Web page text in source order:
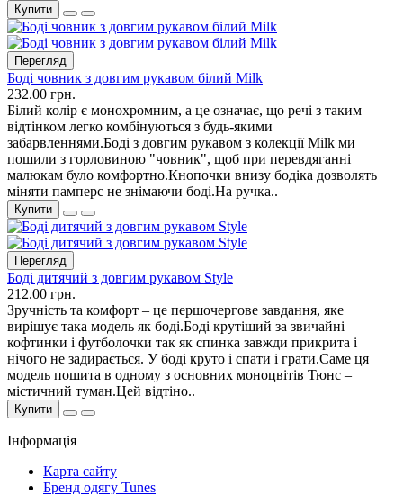
Купити
Перегляд
Боді човник з довгим рукавом білий Milk
232.00 грн.
Білий колір є монохромним, а це означає, що речі з таким
відтінком легко комбінуються з будь-якими
забарвленнями.Боді з довгим рукавом з колекції Milk ми
пошили з горловиною "човник", щоб при перевдяганні
малюкам було комфортно.Кнопочки внизу бодіка дозволять
міняти памперс не знімаючи боді.На ручка..
Купити
Перегляд
Боді дитячий з довгим рукавом Style
212.00 грн.
Зручність та комфорт – це першочергове завдання, яке
вирішує така модель як боді.Боді крутіший за звичайні
кофтинки і футболочки так як спинка завжди прикрита і
нічого не задирається. У боді круто і спати і грати.Саме ця
модель пошита в одному з основних моноцвітів Тюнс –
містичний туман.Цей відтіно..
Купити
Інформація
Карта сайту
Бренд одягу Tunes